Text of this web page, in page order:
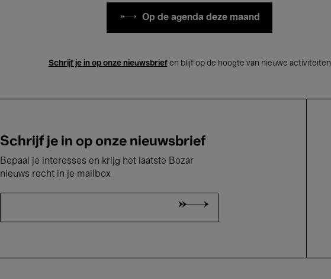
Op de agenda deze maand
Schrijf je in op onze nieuwsbriefen blijf op de hoogte van nieuwe activiteiten
Schrijf je in op onze nieuwsbrief
Bepaal je interesses en krijg het laatste Bozar
nieuws recht in je mailbox